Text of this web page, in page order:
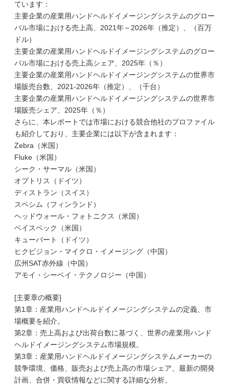
ています：
主要企業の産業用ハンドヘルドイメージングシステムのグロー
バル市場における売上高、2021年～2026年（推定）、（百万
ドル）
主要企業の産業用ハンドヘルドイメージングシステムのグロー
バル市場における売上高シェア、2025年（％）
主要企業の産業用ハンドヘルドイメージングシステムの世界市
場販売台数、2021-2026年（推定）、（千台）
主要企業の産業用ハンドヘルドイメージングシステムの世界市
場販売シェア、2025年（％）
さらに、本レポートでは市場における競合他社のプロファイル
も紹介しており、主要企業には以下が含まれます：
Zebra（米国）
Fluke（米国）
シーク・サーマル（米国）
オプトリス（ドイツ）
ディストラン（スイス）
スペシム（フィンランド）
ヘッドウォール・フォトニクス（米国）
ベイスペック（米国）
キューバート（ドイツ）
ヒクビジョン・マイクロ・イメージング（中国）
広州SAT赤外線（中国）
アモイ・シーベイ・テクノロジー（中国）
[主要章の概要]
第1章：産業用ハンドヘルドイメージングシステムの定義、市
場概要を紹介。
第2章：売上高および出荷台数に基づく、世界の産業用ハンド
ヘルドイメージングシステム市場規模。
第3章：産業用ハンドヘルドイメージングシステムメーカーの
競争環境、価格、販売および売上高の市場シェア、最新の開発
計画、合併・買収情報などに関する詳細な分析。